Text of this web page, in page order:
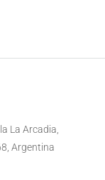
La Arcadia,
Argentina